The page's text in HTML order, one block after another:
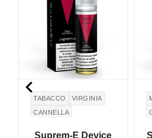
TABACCO
VIRGINIA
CANNELLA
Suprem-E Device
